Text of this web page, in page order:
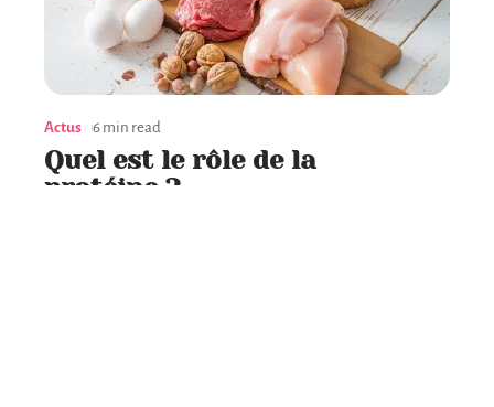
Actus 6 min read
Quel est le rôle de la
protéine ?